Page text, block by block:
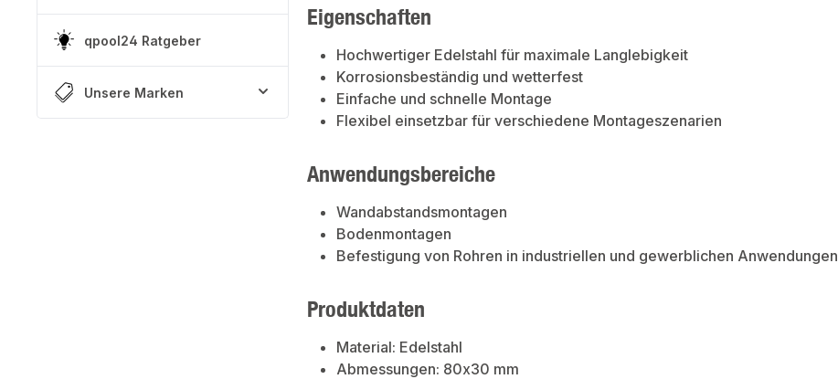
qpool24 Ratgeber
Unsere Marken
Eigenschaften
Hochwertiger Edelstahl für maximale Langlebigkeit
Korrosionsbeständig und wetterfest
Einfache und schnelle Montage
Flexibel einsetzbar für verschiedene Montageszenarien
Anwendungsbereiche
Wandabstandsmontagen
Bodenmontagen
Befestigung von Rohren in industriellen und gewerblichen Anwendungen
Produktdaten
Material: Edelstahl
Abmessungen: 80x30 mm